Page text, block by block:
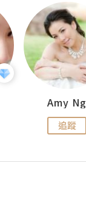
Amy Ng
追蹤